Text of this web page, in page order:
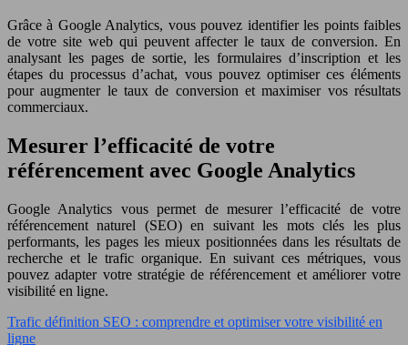
Grâce à Google Analytics, vous pouvez identifier les points faibles
de votre site web qui peuvent affecter le taux de conversion. En
analysant les pages de sortie, les formulaires d’inscription et les
étapes du processus d’achat, vous pouvez optimiser ces éléments
pour augmenter le taux de conversion et maximiser vos résultats
commerciaux.
Mesurer l’efficacité de votre
référencement avec Google Analytics
Google Analytics vous permet de mesurer l’efficacité de votre
référencement naturel (SEO) en suivant les mots clés les plus
performants, les pages les mieux positionnées dans les résultats de
recherche et le trafic organique. En suivant ces métriques, vous
pouvez adapter votre stratégie de référencement et améliorer votre
visibilité en ligne.
Trafic définition SEO : comprendre et optimiser votre visibilité en
ligne